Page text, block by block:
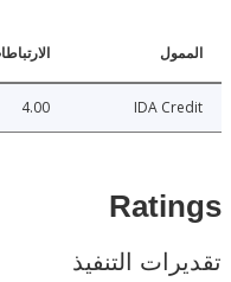
الارتباطات
IDA
التنفيذ